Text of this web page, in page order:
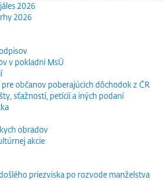
2026
2026
v pokladni MsÚ
občanov poberajúcich dôchodok z ČR
sťažností, petícií a iných podaní
obradov
akcie
priezviska po rozvode manželstva